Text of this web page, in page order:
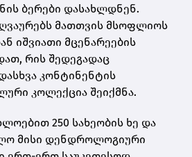
ბერები დასახლდნენ.
მათთვის მსოფლიოს
იშვიათი მცენარეების
რის შედეგადაც
კონტინენტის
კოლექცია შეიქმნა.
250 სახეობის ხე და
მისი დენდროლოგიური